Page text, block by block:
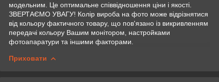
модельним. Це оптимальне співвідношення ціни і якості.
ЗВЕРТАЄМО УВАГУ! Колір вироба на фото може відрізнятися
від кольору фактичного товару, що пов'язано із викривленням
передачі кольору Вашим монітором, настройками
фотоапаратури та іншими факторами.
Приховати